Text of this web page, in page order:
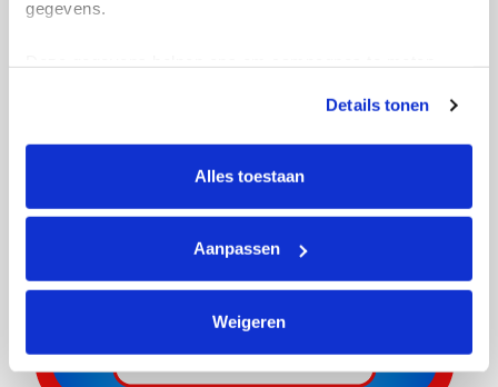
gegevens.
tonen. Je kunt je toestemming op elk moment wijzigen of
intrekken via Cookie instellingen onderaan de pagina. De
lijst met cookies is te vinden in het tabblad “details”.
Details tonen
Alles toestaan
Aanpassen
Weigeren